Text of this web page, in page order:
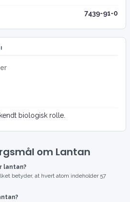
7439-91-0
biologisk rolle.
om Lantan
lantan?
betyder, at hvert atom indeholder 57